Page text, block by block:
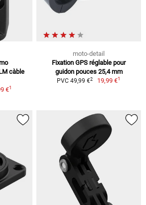
càble
€1
moto-detail
Fixation GPS réglable pour
guidon pouces 25,4 mm
PVC 49,99 €2 19,99 €1